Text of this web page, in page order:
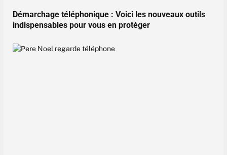
Démarchage téléphonique : Voici les nouveaux outils
indispensables pour vous en protéger